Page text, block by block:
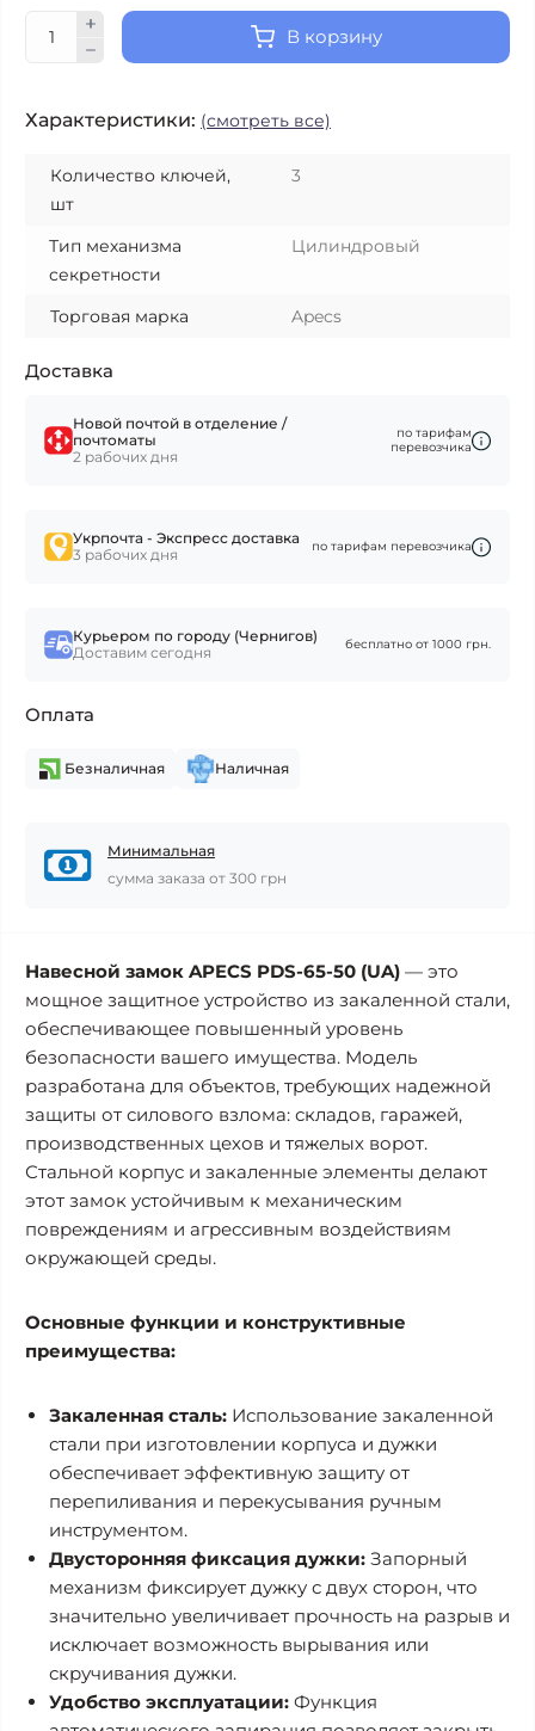
В корзину
Характеристики: (смотреть все)
Количество ключей,
шт
3
Тип механизма
секретности
Цилиндровый
Торговая марка Apecs
Доставка
Новой почтой в отделение /
почтоматы
2 рабочих дня
по тарифам
перевозчика
Укрпочта - Экспресс доставка
3 рабочих дня
по тарифам перевозчика
Курьером по городу (Чернигов)
Доставим сегодня
бесплатно от 1000 грн.
Оплата
Безналичная Наличная
Минимальная
сумма заказа от 300 грн
Навесной замок APECS PDS-65-50 (UA) — это
мощное защитное устройство из закаленной стали,
обеспечивающее повышенный уровень
безопасности вашего имущества. Модель
разработана для объектов, требующих надежной
защиты от силового взлома: складов, гаражей,
производственных цехов и тяжелых ворот.
Стальной корпус и закаленные элементы делают
этот замок устойчивым к механическим
повреждениям и агрессивным воздействиям
окружающей среды.
Основные функции и конструктивные
преимущества:
Закаленная сталь: Использование закаленной
стали при изготовлении корпуса и дужки
обеспечивает эффективную защиту от
перепиливания и перекусывания ручным
инструментом.
Двусторонняя фиксация дужки: Запорный
механизм фиксирует дужку с двух сторон, что
значительно увеличивает прочность на разрыв и
исключает возможность вырывания или
скручивания дужки.
Удобство эксплуатации: Функция